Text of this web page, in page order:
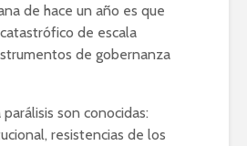
de hace un año es que
de escala
de gobernanza
son conocidas:
resistencias de los